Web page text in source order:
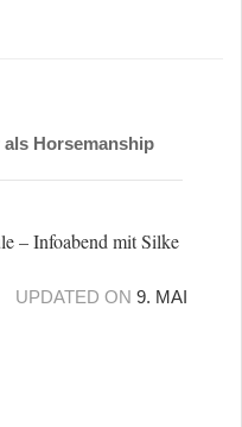
Horsemanship
– Infoabend mit Silke
UPDATED ON 9. MAI